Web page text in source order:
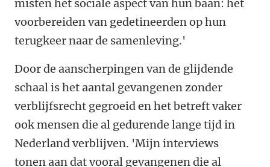
misten het sociale aspect van hun baan: het
voorbereiden van gedetineerden op hun
terugkeer naar de samenleving.'
Door de aanscherpingen van de glijdende
schaal is het aantal gevangenen zonder
verblijfsrecht gegroeid en het betreft vaker
ook mensen die al gedurende lange tijd in
Nederland verblijven. 'Mijn interviews
tonen aan dat vooral gevangenen die al